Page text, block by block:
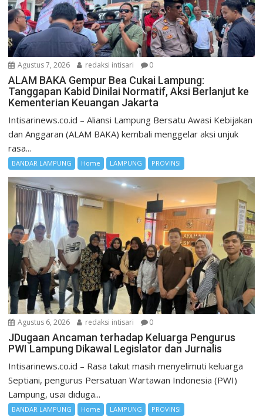
Agustus 7, 2026 redaksi intisari 0
ALAM BAKA Gempur Bea Cukai Lampung:
Tanggapan Kabid Dinilai Normatif, Aksi Berlanjut ke
Kementerian Keuangan Jakarta
Intisarinews.co.id – Aliansi Lampung Bersatu Awasi Kebijakan
dan Anggaran (ALAM BAKA) kembali menggelar aksi unjuk
rasa...
BANDAR LAMPUNG Home LAMPUNG PROVINSI
Agustus 6, 2026 redaksi intisari 0
JDugaan Ancaman terhadap Keluarga Pengurus
PWI Lampung Dikawal Legislator dan Jurnalis
Intisarinews.co.id – Rasa takut masih menyelimuti keluarga
Septiani, pengurus Persatuan Wartawan Indonesia (PWI)
Lampung, usai diduga...
BANDAR LAMPUNG Home LAMPUNG PROVINSI